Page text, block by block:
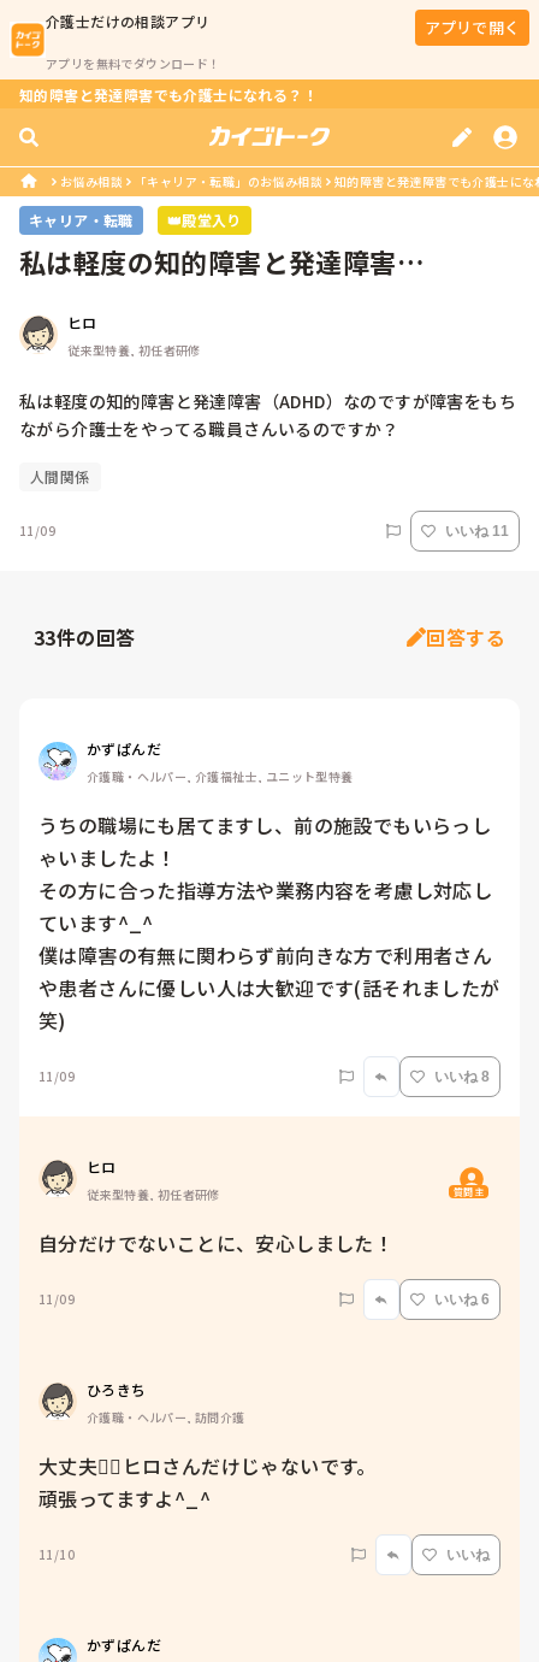
介護士だけの相談アプリ
アプリを無料でダウンロード！
アプリで開く
知的障害と発達障害でも介護士になれる？！
お悩み相談 「キャリア・転職」のお悩み相談 知的障害と発達障害でも介護士にな
キャリア・転職 👑殿堂入り
私は軽度の知的障害と発達障害
介護...
ヒロ
従来型特養, 初任者研修
私は軽度の知的障害と発達障害（ADHD）なのですが障害をもち
ながら介護士をやってる職員さんいるのですか？
人間関係
11/09 いいね 11
33件の回答 回答する
かずぱんだ
介護職・ヘルパー, 介護福祉士, ユニット型特養
うちの職場にも居てますし、前の施設でもいらっし
ゃいましたよ！
その方に合った指導方法や業務内容を考慮し対応し
ています^_^
僕は障害の有無に関わらず前向きな方で利用者さん
や患者さんに優しい人は大歓迎です(話それましたが
笑)
11/09 いいね 8
ヒロ
従来型特養, 初任者研修 質問主
自分だけでないことに、安心しました！
11/09 いいね 6
ひろきち
介護職・ヘルパー, 訪問介護
大丈夫🙆‍♀️ヒロさんだけじゃないです。
頑張ってますよ^_^
11/10 いいね
かずぱんだ